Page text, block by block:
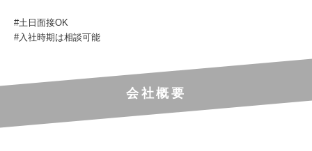
#土日面接OK
#入社時期は相談可能
会社概要